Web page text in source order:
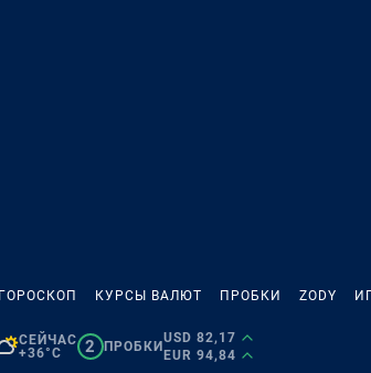
ГОРОСКОП КУРСЫ ВАЛЮТ ПРОБКИ ZODY
СЕЙЧАС
+36°C
2 ПРОБКИ
USD 82,17
EUR 94,84